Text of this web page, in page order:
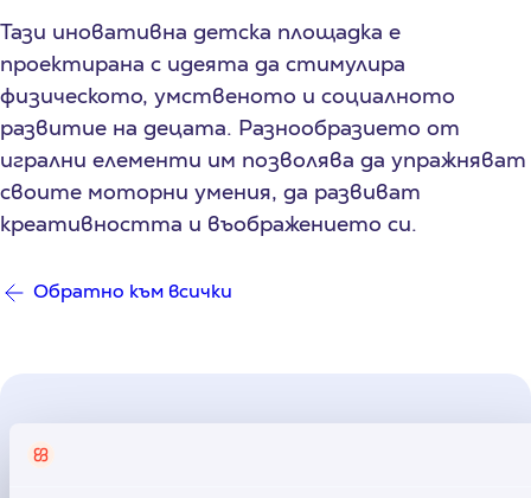
Тази иновативна детска площадка е
проектирана с идеята да стимулира
физическото, умственото и социалното
развитие на децата. Разнообразието от
игрални елементи им позволява да упражняват
своите моторни умения, да развиват
креативността и въображението си.
Обратно към всички
Прочети още